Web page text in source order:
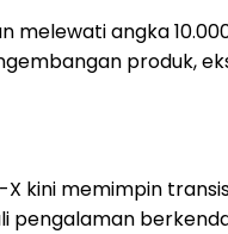
angka
produk,
kini memimpin
pengalaman